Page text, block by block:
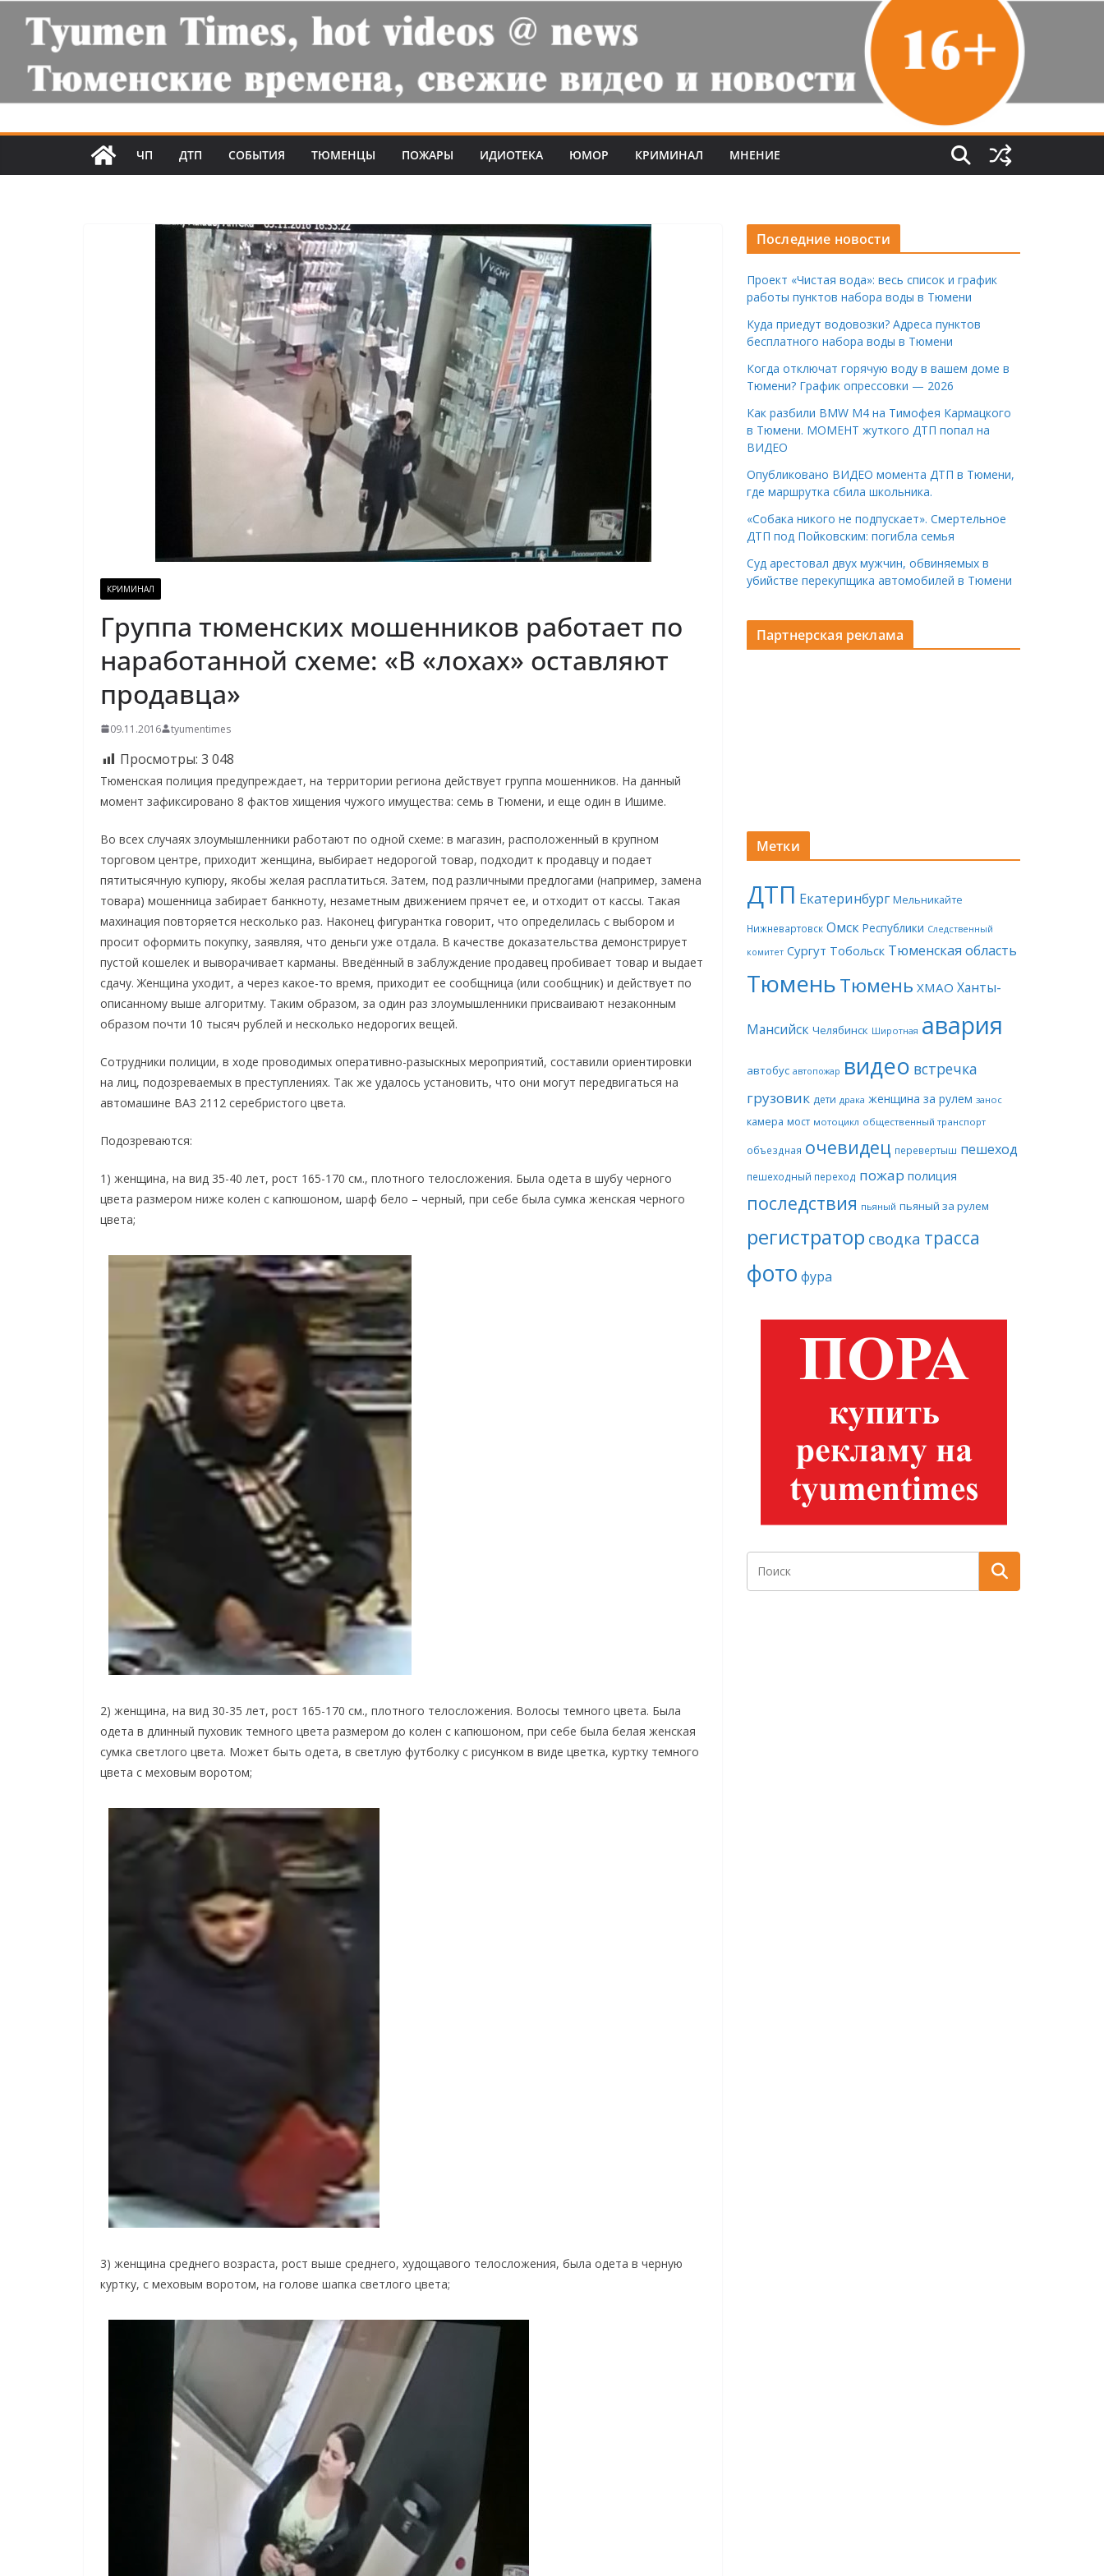
ЧП ДТП СОБЫТИЯ ТЮМЕНЦЫ ПОЖАРЫ ИДИОТЕКА ЮМОР КРИМИНАЛ МНЕНИЕ
КРИМИНАЛ
Группа тюменских мошенников работает по
наработанной схеме: «В «лохах» оставляют
продавца»
09.11.2016 tyumentimes
Просмотры: 3 048
Тюменская полиция предупреждает, на территории региона действует группа мошенников. На данный
момент зафиксировано 8 фактов хищения чужого имущества: семь в Тюмени, и еще один в Ишиме.
Во всех случаях злоумышленники работают по одной схеме: в магазин, расположенный в крупном
торговом центре, приходит женщина, выбирает недорогой товар, подходит к продавцу и подает
пятитысячную купюру, якобы желая расплатиться. Затем, под различными предлогами (например, замена
товара) мошенница забирает банкноту, незаметным движением прячет ее, и отходит от кассы. Такая
махинация повторяется несколько раз. Наконец фигурантка говорит, что определилась с выбором и
просит оформить покупку, заявляя, что деньги уже отдала. В качестве доказательства демонстрирует
пустой кошелек и выворачивает карманы. Введённый в заблуждение продавец пробивает товар и выдает
сдачу. Женщина уходит, а через какое-то время, приходит ее сообщница (или сообщник) и действует по
описанному выше алгоритму. Таким образом, за один раз злоумышленники присваивают незаконным
образом почти 10 тысяч рублей и несколько недорогих вещей.
Сотрудники полиции, в ходе проводимых оперативно-разыскных мероприятий, составили ориентировки
на лиц, подозреваемых в преступлениях. Так же удалось установить, что они могут передвигаться на
автомашине ВАЗ 2112 серебристого цвета.
Подозреваются:
1) женщина, на вид 35-40 лет, рост 165-170 см., плотного телосложения. Была одета в шубу черного
цвета размером ниже колен с капюшоном, шарф бело – черный, при себе была сумка женская черного
цвета;
2) женщина, на вид 30-35 лет, рост 165-170 см., плотного телосложения. Волосы темного цвета. Была
одета в длинный пуховик темного цвета размером до колен с капюшоном, при себе была белая женская
сумка светлого цвета. Может быть одета, в светлую футболку с рисунком в виде цветка, куртку темного
цвета с меховым воротом;
3) женщина среднего возраста, рост выше среднего, худощавого телосложения, была одета в черную
куртку, с меховым воротом, на голове шапка светлого цвета;
Последние новости
Проект «Чистая вода»: весь список и график
работы пунктов набора воды в Тюмени
Куда приедут водовозки? Адреса пунктов
бесплатного набора воды в Тюмени
Когда отключат горячую воду в вашем доме в
Тюмени? График опрессовки — 2026
Как разбили BMW M4 на Тимофея Кармацкого
в Тюмени. МОМЕНТ жуткого ДТП попал на
ВИДЕО
Опубликовано ВИДЕО момента ДТП в Тюмени,
где маршрутка сбила школьника.
«Собака никого не подпускает». Смертельное
ДТП под Пойковским: погибла семья
Суд арестовал двух мужчин, обвиняемых в
убийстве перекупщика автомобилей в Тюмени
Партнерская реклама
Метки
ДТП Екатеринбург Мельникайте
Нижневартовск Омск Республики Следственный
комитет Сургут Тобольск Тюменская область
ТюменьТюмень ХМАО Ханты-
Мансийск Челябинск Широтная авария
автобус автопожар видео встречка
грузовик дети драка женщина за рулем занос
камера мост мотоцикл общественный транспорт
объездная очевидец перевертыш пешеход
пешеходный переход пожар полиция
последствия пьяный пьяный за рулем
регистратор сводка трасса
фото фура